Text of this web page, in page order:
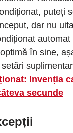
puteți
dar nu
în sine,
Invenția
secunde